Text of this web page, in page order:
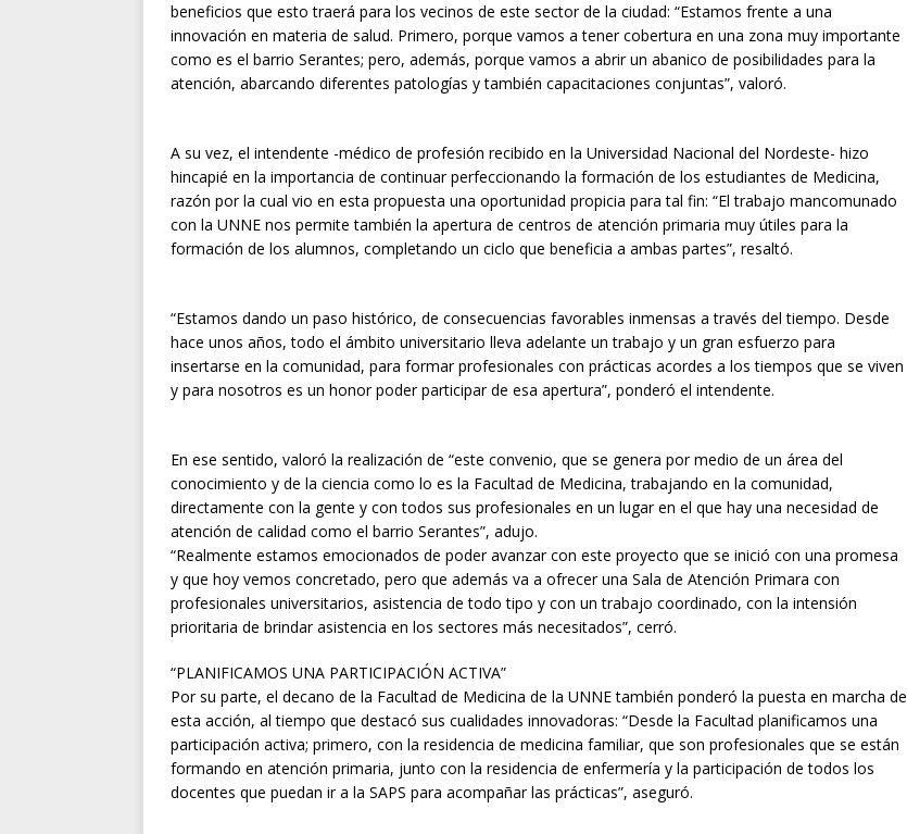
beneficios que esto traerá para los vecinos de este sector de la ciudad: “Estamos frente a una
innovación en materia de salud. Primero, porque vamos a tener cobertura en una zona muy importante
como es el barrio Serantes; pero, además, porque vamos a abrir un abanico de posibilidades para la
atención, abarcando diferentes patologías y también capacitaciones conjuntas”, valoró.
A su vez, el intendente -médico de profesión recibido en la Universidad Nacional del Nordeste- hizo
hincapié en la importancia de continuar perfeccionando la formación de los estudiantes de Medicina,
razón por la cual vio en esta propuesta una oportunidad propicia para tal fin: “El trabajo mancomunado
con la UNNE nos permite también la apertura de centros de atención primaria muy útiles para la
formación de los alumnos, completando un ciclo que beneficia a ambas partes”, resaltó.
“Estamos dando un paso histórico, de consecuencias favorables inmensas a través del tiempo. Desde
hace unos años, todo el ámbito universitario lleva adelante un trabajo y un gran esfuerzo para
insertarse en la comunidad, para formar profesionales con prácticas acordes a los tiempos que se viven
y para nosotros es un honor poder participar de esa apertura”, ponderó el intendente.
En ese sentido, valoró la realización de “este convenio, que se genera por medio de un área del
conocimiento y de la ciencia como lo es la Facultad de Medicina, trabajando en la comunidad,
directamente con la gente y con todos sus profesionales en un lugar en el que hay una necesidad de
atención de calidad como el barrio Serantes”, adujo.
“Realmente estamos emocionados de poder avanzar con este proyecto que se inició con una promesa
y que hoy vemos concretado, pero que además va a ofrecer una Sala de Atención Primara con
profesionales universitarios, asistencia de todo tipo y con un trabajo coordinado, con la intensión
prioritaria de brindar asistencia en los sectores más necesitados”, cerró.
“PLANIFICAMOS UNA PARTICIPACIÓN ACTIVA”
Por su parte, el decano de la Facultad de Medicina de la UNNE también ponderó la puesta en marcha de
esta acción, al tiempo que destacó sus cualidades innovadoras: “Desde la Facultad planificamos una
participación activa; primero, con la residencia de medicina familiar, que son profesionales que se están
formando en atención primaria, junto con la residencia de enfermería y la participación de todos los
docentes que puedan ir a la SAPS para acompañar las prácticas”, aseguró.